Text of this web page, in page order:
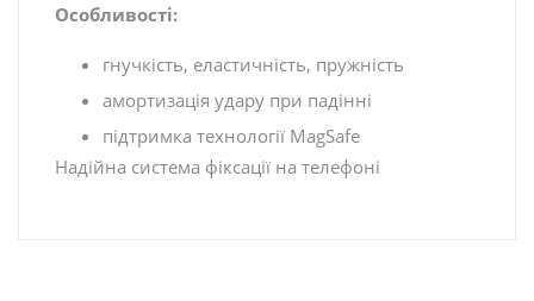
Особливості:
гнучкість, еластичність, пружність
амортизація удару при падінні
підтримка технології MagSafe
Надійна система фіксації на телефоні